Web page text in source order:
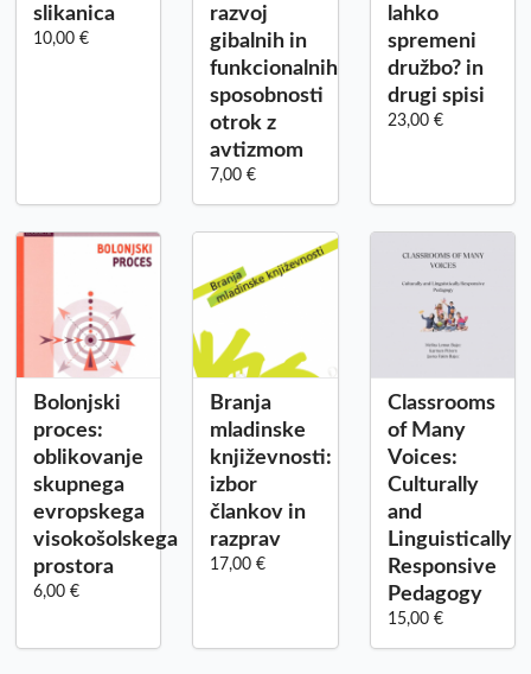
slikanica
10,00 €
razvoj
gibalnih in
funkcionalnih
sposobnosti
otrok z
avtizmom
7,00 €
lahko
spremeni
družbo? in
drugi spisi
23,00 €
Bolonjski
proces:
oblikovanje
skupnega
evropskega
visokošolskega
prostora
6,00 €
Branja
mladinske
književnosti:
izbor
člankov in
razprav
17,00 €
Classrooms
of Many
Voices:
Culturally
and
Linguistically
Responsive
Pedagogy
15,00 €